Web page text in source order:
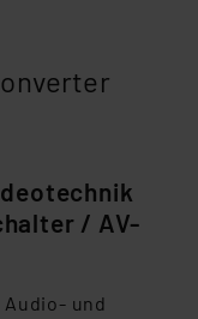
/ AV-
und